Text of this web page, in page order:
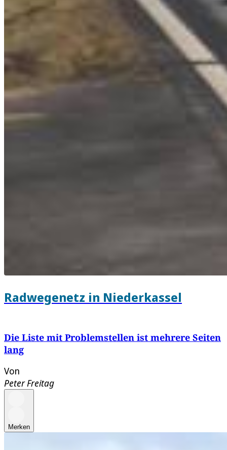
Radwegenetz in Niederkassel
Die Liste mit Problemstellen ist mehrere Seiten
lang
Von
Peter Freitag
Merken